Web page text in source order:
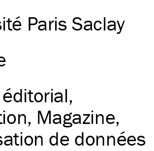
Paris Saclay
Magazine
de données